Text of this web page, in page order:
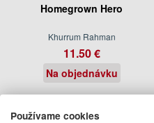
Homegrown Hero
Khurrum Rahman
11.50 €
Na objednávku
Podobné knihy
Používame cookies